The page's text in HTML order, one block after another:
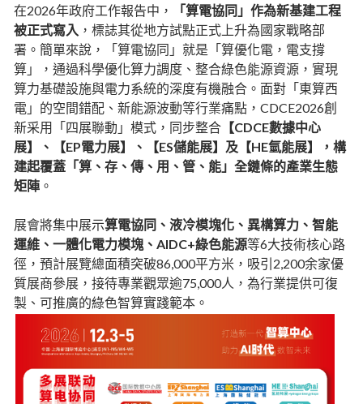
在2026年政府工作報告中，
「算電協同」作為新基建工程
被正式寫入 ，標誌其從地方試點正式上升為國家戰略部
署。簡單來說，「算電協同」就是「算優化電，電支撐
算」，通過科學優化算力調度、整合綠色能源資源，實現
算力基礎設施與電力系統的深度有機融合。面對「東算西
電」的空間錯配、新能源波動等行業痛點，CDCE2026創
新采用「四展聯動」模式，同步整合 【CDCE數據中心
展】、【EP電力展】、【ES儲能展】及【HE氫能展】，構
建起覆蓋「算、存、傳、用、管、能」全鏈條的產業生態
矩陣 。
展會將集中展示算電協同、液冷模塊化、異構算力、智能
運維、一體化電力模塊、AIDC+綠色能源等6大技術核心路
徑，預計展覽總面積突破86,000平方米，吸引2,200余家優
質展商參展，接待專業觀眾逾75,000人，為行業提供可復
製、可推廣的綠色智算實踐範本。